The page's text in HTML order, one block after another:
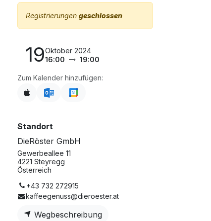
Registrierungen geschlossen
19Oktober 2024
16:00
19:00
Zum Kalender hinzufügen:
Standort
DieRöster GmbH
Gewerbeallee 11
4221 Steyregg
Österreich
+43 732 272915
kaffeegenuss@dieroester.at
Wegbeschreibung